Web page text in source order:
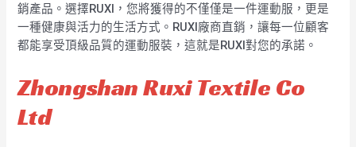
銷產品。選擇RUXI，您將獲得的不僅僅是一件運動服，更是
一種健康與活力的生活方式。RUXI廠商直銷，讓每一位顧客
都能享受頂級品質的運動服裝，這就是RUXI對您的承諾。
Zhongshan Ruxi Textile Co
Ltd